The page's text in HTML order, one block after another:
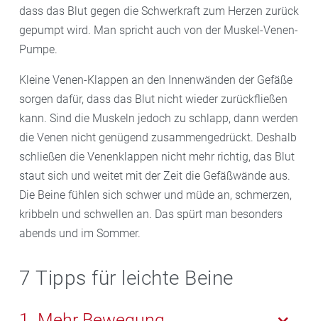
dass das Blut gegen die Schwerkraft zum Herzen zurück
gepumpt wird. Man spricht auch von der Muskel-Venen-
Pumpe.
Kleine Venen-Klappen an den Innenwänden der Gefäße
sorgen dafür, dass das Blut nicht wieder zurückfließen
kann. Sind die Muskeln jedoch zu schlapp, dann werden
die Venen nicht genügend zusammengedrückt. Deshalb
schließen die Venenklappen nicht mehr richtig, das Blut
staut sich und weitet mit der Zeit die Gefäßwände aus.
Die Beine fühlen sich schwer und müde an, schmerzen,
kribbeln und schwellen an. Das spürt man besonders
abends und im Sommer.
7 Tipps für leichte Beine